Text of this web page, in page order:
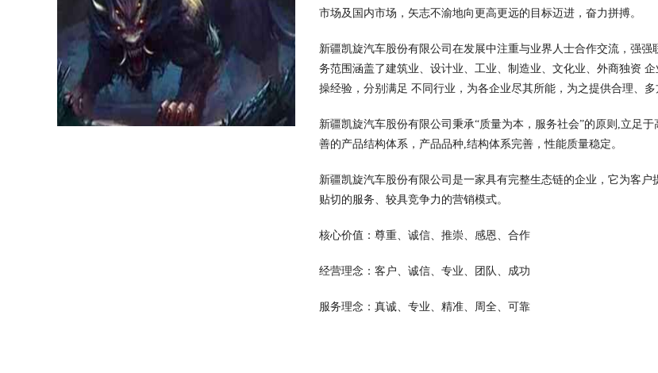
市场及国内市场，矢志不渝地向更高更远的目标迈进，奋力拼搏。
新疆凯旋汽车股份有限公司在发展中注重与业界人士合作交流，强
务范围涵盖了建筑业、设计业、工业、制造业、文化业、外商独资
操经验，分别满足 不同行业，为各企业尽其所能，为之提供合理、多
新疆凯旋汽车股份有限公司秉承“质量为本，服务社会”的原则,立足
善的产品结构体系，产品品种,结构体系完善，性能质量稳定。
新疆凯旋汽车股份有限公司是一家具有完整生态链的企业，它为客
贴切的服务、较具竞争力的营销模式。
核心价值：尊重、诚信、推崇、感恩、合作
经营理念：客户、诚信、专业、团队、成功
服务理念：真诚、专业、精准、周全、可靠